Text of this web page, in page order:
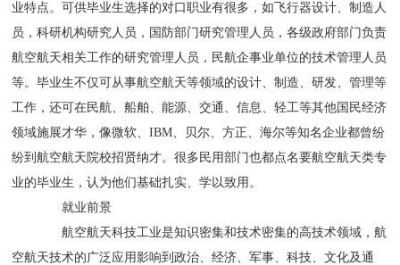
业特点。可供毕业生选择的对口职业有很多，如飞行器设计、制造人
员，科研机构研究人员，国防部门研究管理人员，各级政府部门负责
航空航天相关工作的研究管理人员，民航企事业单位的技术管理人员
等。毕业生不仅可从事航空航天等领域的设计、制造、研发、管理等
工作，还可在民航、船舶、能源、交通、信息、轻工等其他国民经济
领域施展才华，像微软、IBM、贝尔、方正、海尔等知名企业都曾纷
纷到航空航天院校招贤纳才。很多民用部门也都点名要航空航天类专
业的毕业生，认为他们基础扎实、学以致用。
就业前景
航空航天科技工业是知识密集和技术密集的高技术领域，航
空航天技术的广泛应用影响到政治、经济、军事、科技、文化及通